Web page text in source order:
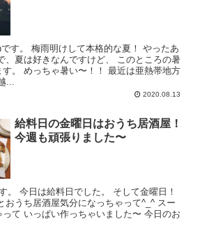
す。 梅雨明けして本格的な夏！ やったあ
、夏は好きなんですけど、 このところの暑
。 めっちゃ暑い〜！！ 最近は亜熱帯地方
...
2020.08.13
給料日の金曜日はおうち居酒屋！
今週も頑張りました〜
。 今日は給料日でした。 そして金曜日！
おうち居酒屋気分になっちゃって^_^ スー
て いっぱい作っちゃいました〜 今日のお